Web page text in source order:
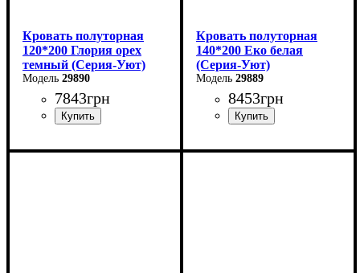
Кровать полуторная
120*200 Глория орех
темный (Серия-Уют)
29890
7843грн
Ширина: 120 см
Кровать полуторная
140*200 Еко белая
(Серия-Уют)
29889
8453грн
Ширина: 144 см